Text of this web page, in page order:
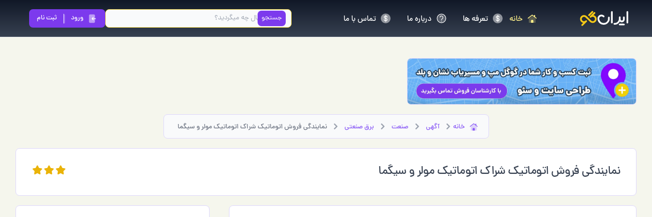
جستجو ورود ثبت نام خانه تعرفه ها درباره ما تماس با ما
خانه آگهی صنعت برق صنعتي نمایندگی فروش اتوماتیک شراک اتوماتیک مولر و سیگما
نمایندگی فروش اتوماتیک شراک اتوماتیک مولر و سیگما